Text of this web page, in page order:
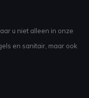
u niet alleen in onze
en sanitair, maar ook